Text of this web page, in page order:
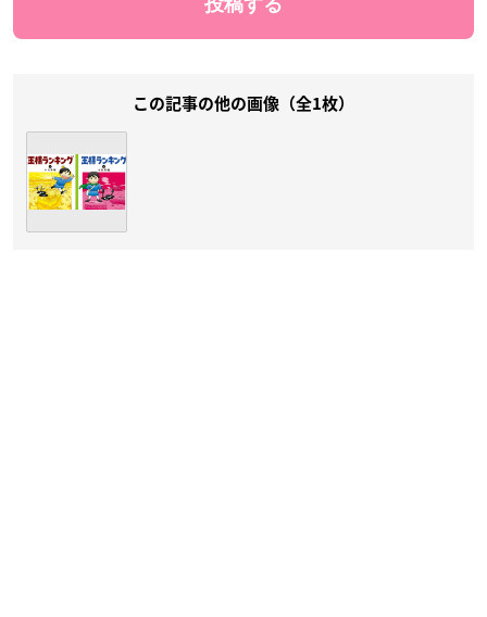
この記事の他の画像（全1枚）